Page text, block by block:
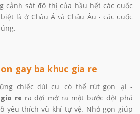
cảnh sát đô thị của hầu hết các quốc
là ở Châu Á và Châu Âu - các quốc
gay ba khuc gia re
chiếc dùi cui có thể rút gọn lại -
re ra đời mở ra một bước đột phá
yêu thích vũ khí tự vệ. Nhỏ gọn giúp